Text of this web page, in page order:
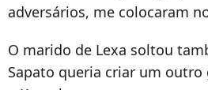
adversários, me colocaram
O marido de Lexa soltou
Sapato queria criar um outro